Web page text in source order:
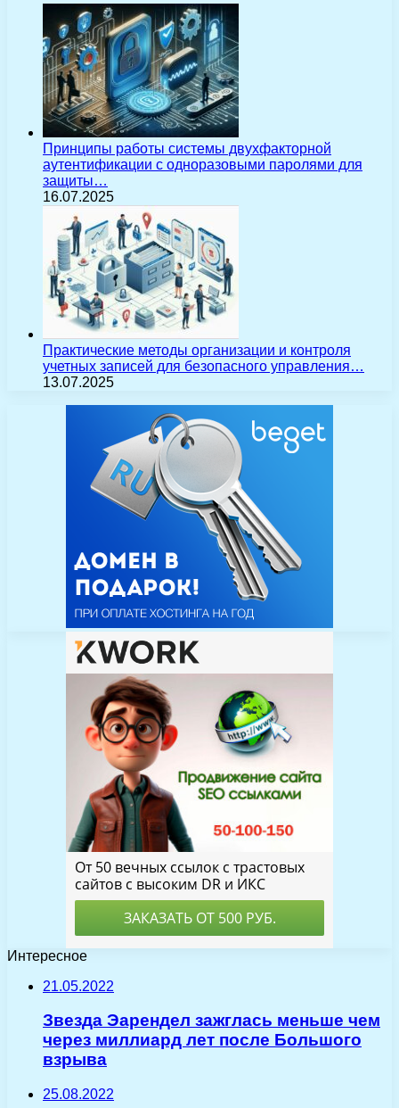
Принципы работы системы двухфакторной
аутентификации с одноразовыми паролями для
защиты…
16.07.2025
Практические методы организации и контроля
учетных записей для безопасного управления…
13.07.2025
Интересное
21.05.2022
Звезда Эарендел зажглась меньше чем
через миллиард лет после Большого
взрыва
25.08.2022